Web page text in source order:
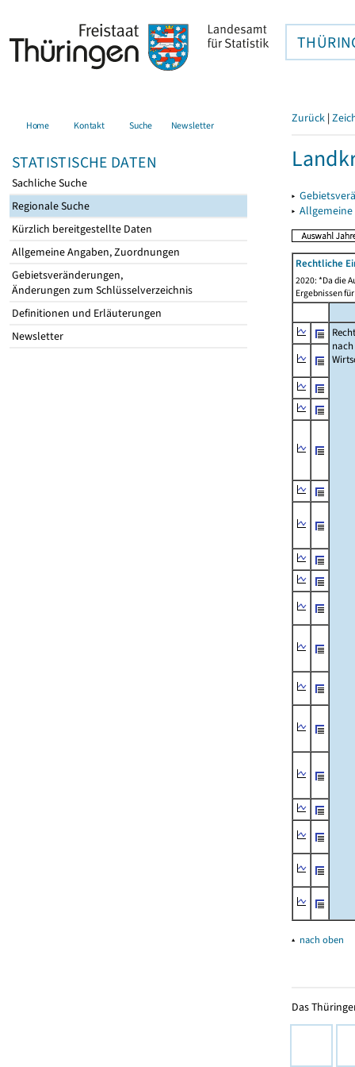
Home Kontakt Suche Newsletter
STATISTISCHE DATEN
Sachliche Suche
Regionale Suche
Kürzlich bereitgestellte Daten
Allgemeine Angaben, Zuordnungen
Gebietsveränderungen,
Änderungen zum Schlüsselverzeichnis
Definitionen und Erläuterungen
Newsletter
Zurück |
▸
▸
Rechtliche
2020: *Da die
Ergebnissen
▴ nach oben
Das